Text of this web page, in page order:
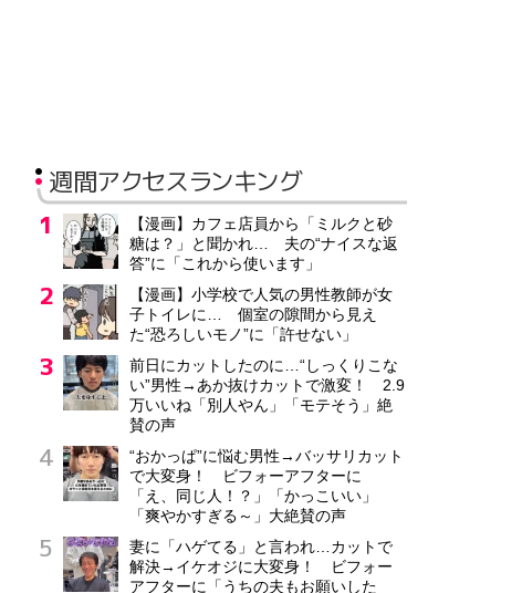
週間アクセスランキング
【漫画】カフェ店員から「ミルクと砂
糖は？」と聞かれ… 夫の“ナイスな返
答”に「これから使います」
【漫画】小学校で人気の男性教師が女
子トイレに… 個室の隙間から見え
た“恐ろしいモノ”に「許せない」
前日にカットしたのに…“しっくりこな
い”男性→あか抜けカットで激変！ 2.9
万いいね「別人やん」「モテそう」絶
賛の声
“おかっぱ”に悩む男性→バッサリカット
で大変身！ ビフォーアフターに
「え、同じ人！？」「かっこいい」
「爽やかすぎる～」大絶賛の声
妻に「ハゲてる」と言われ…カットで
解決→イケオジに大変身！ ビフォー
アフターに「うちの夫もお願いした